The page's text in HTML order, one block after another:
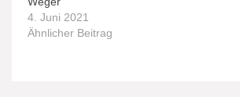
4. Juni 2021
Ähnlicher Beitrag